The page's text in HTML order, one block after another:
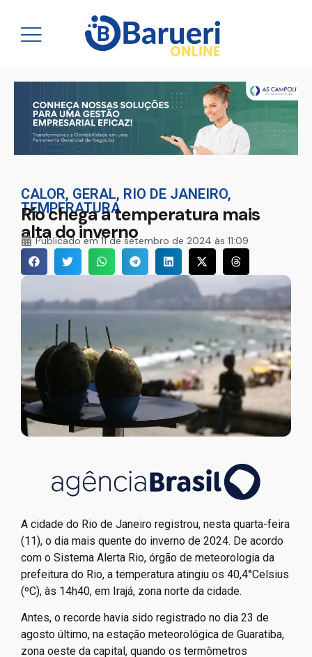
CALOR, GERAL, RIO DE JANEIRO,
TEMPERATURA
Rio chega a temperatura mais
alta do inverno
Publicado em11 de setembro de 2024 às 11:09
A cidade do Rio de Janeiro registrou, nesta quarta-feira
(11), o dia mais quente do inverno de 2024. De acordo
com o Sistema Alerta Rio, órgão de meteorologia da
prefeitura do Rio, a temperatura atingiu os 40,4°Celsius
(ºC), às 14h40, em Irajá, zona norte da cidade.
Antes, o recorde havia sido registrado no dia 23 de
agosto último, na estação meteorológica de Guaratiba,
zona oeste da capital, quando os termômetros